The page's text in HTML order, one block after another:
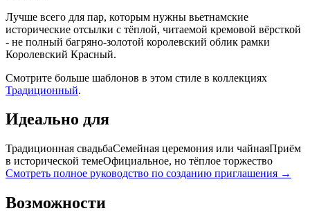
Лучше всего для пар, которым нужны вьетнамские
исторические отсылки с тёплой, читаемой кремовой вёрсткой
- не полный багряно-золотой королевский облик рамки
Королевский Красный.
Смотрите больше шаблонов в этом стиле в коллекциях
Традиционный.
Идеально для
Традиционная свадьбаСемейная церемония или чайнаяПриём
в исторической темеОфициальное, но тёплое торжество
Смотреть полное руководство по созданию приглашения →
Возможности